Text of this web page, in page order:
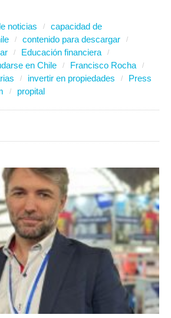
noticias
capacidad de
contenido para descargar
Educación financiera
en Chile
Francisco Rocha
invertir en propiedades
Press
propital